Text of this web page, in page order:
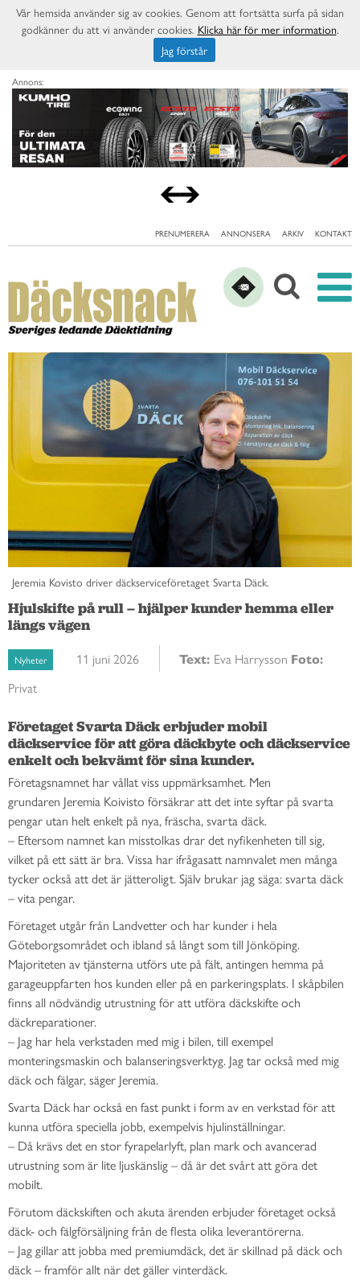
Annons:
PRENUMERERA ANNONSERA ARKIV KONTAKT
Jeremia Kovisto driver däckserviceföretaget Svarta Däck.
Hjulskifte på rull – hjälper kunder hemma eller
längs vägen
Nyheter 11 juni 2026 Text: Eva Harrysson Foto:
Privat
Företaget Svarta Däck erbjuder mobil
däckservice för att göra däckbyte och däckservice
enkelt och bekvämt för sina kunder.
Företagsnamnet har vållat viss uppmärksamhet. Men
grundaren Jeremia Koivisto försäkrar att det inte syftar på svarta
pengar utan helt enkelt på nya, fräscha, svarta däck.
– Eftersom namnet kan misstolkas drar det nyfikenheten till sig,
vilket på ett sätt är bra. Vissa har ifrågasatt namnvalet men många
tycker också att det är jätteroligt. Själv brukar jag säga: svarta däck
– vita pengar.
Företaget utgår från Landvetter och har kunder i hela
Göteborgsområdet och ibland så långt som till Jönköping.
Majoriteten av tjänsterna utförs ute på fält, antingen hemma på
garageuppfarten hos kunden eller på en parkeringsplats. I skåpbilen
finns all nödvändig utrustning för att utföra däckskifte och
däckreparationer.
– Jag har hela verkstaden med mig i bilen, till exempel
monteringsmaskin och balanseringsverktyg. Jag tar också med mig
däck och fälgar, säger Jeremia.
Svarta Däck har också en fast punkt i form av en verkstad för att
kunna utföra speciella jobb, exempelvis hjulinställningar.
– Då krävs det en stor fyrapelarlyft, plan mark och avancerad
utrustning som är lite ljuskänslig – då är det svårt att göra det
mobilt.
Förutom däckskiften och akuta ärenden erbjuder företaget också
däck- och fälgförsäljning från de flesta olika leverantörerna.
– Jag gillar att jobba med premiumdäck, det är skillnad på däck och
däck – framför allt när det gäller vinterdäck.
Vår hemsida använder sig av cookies. Genom att fortsätta surfa på sidan
godkänner du att vi använder cookies. Klicka här för mer information.
Jag förstår